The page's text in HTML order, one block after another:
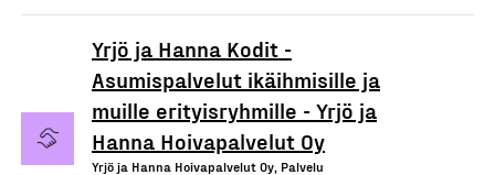
Yrjö ja Hanna Kodit -
Asumispalvelut ikäihmisille ja
muille erityisryhmille - Yrjö ja
Hanna Hoivapalvelut Oy
Yrjö ja Hanna Hoivapalvelut Oy, Palvelu